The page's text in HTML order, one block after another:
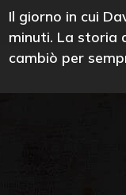
Il giorno in cui
minuti. La storia
cambiò per